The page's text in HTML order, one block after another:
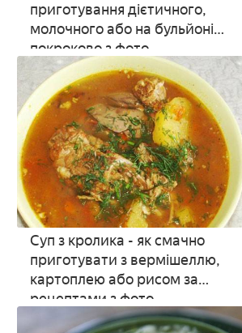
приготування дієтичного,
молочного або на бульйоні
покроково з фото
Суп з кролика - як смачно
приготувати з вермішеллю,
картоплею або рисом за
рецептами з фото